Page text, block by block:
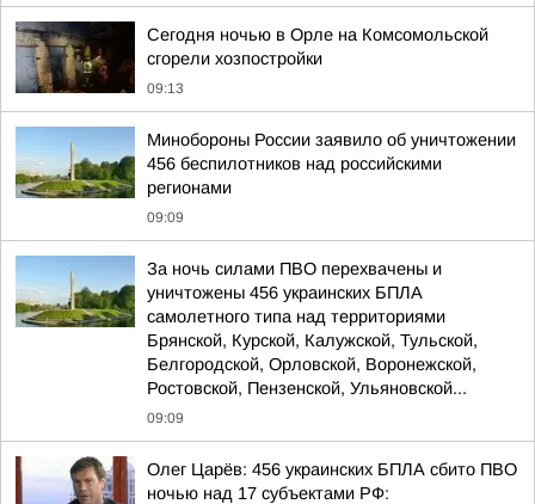
Сегодня ночью в Орле на Комсомольской
сгорели хозпостройки
09:13
Минобороны России заявило об уничтожении
456 беспилотников над российскими
регионами
09:09
За ночь силами ПВО перехвачены и
уничтожены 456 украинских БПЛА
самолетного типа над территориями
Брянской, Курской, Калужской, Тульской,
Белгородской, Орловской, Воронежской,
Ростовской, Пензенской, Ульяновской...
09:09
Олег Царёв: 456 украинских БПЛА сбито ПВО
ночью над 17 субъектами РФ: